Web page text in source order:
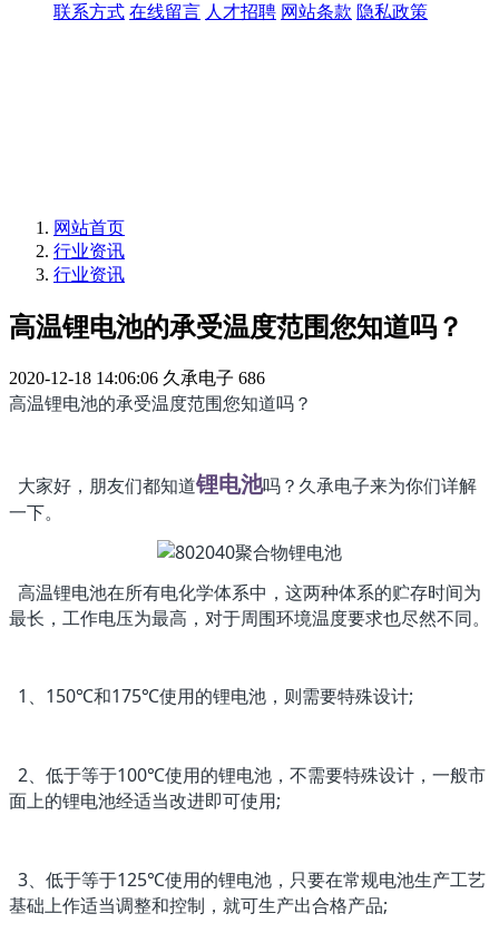
联系方式 在线留言 人才招聘 网站条款 隐私政策
网站首页
行业资讯
行业资讯
高温锂电池的承受温度范围您知道吗？
2020-12-18 14:06:06 久承电子 686
高温锂电池的承受温度范围您知道吗？
大家好，朋友们都知道锂电池吗？久承电子来为你们详解
一下。
高温锂电池在所有电化学体系中，这两种体系的贮存时间为
最长，工作电压为最高，对于周围环境温度要求也尽然不同。
1、150℃和175℃使用的锂电池，则需要特殊设计;
2、低于等于100℃使用的锂电池，不需要特殊设计，一般市
面上的锂电池经适当改进即可使用;
3、低于等于125℃使用的锂电池，只要在常规电池生产工艺
基础上作适当调整和控制，就可生产出合格产品;